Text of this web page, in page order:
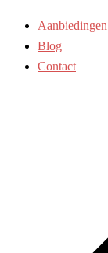
Aanbiedingen
Blog
Contact